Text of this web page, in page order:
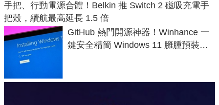
手把、行動電源合體！Belkin 推 Switch 2 磁吸充電手
把殼，續航最高延長 1.5 倍
GitHub 熱門開源神器！Winhance 一
鍵安全精簡 Windows 11 臃腫預裝軟